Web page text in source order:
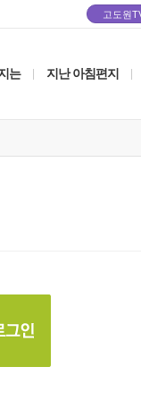
고도원
는 지난 아침편지